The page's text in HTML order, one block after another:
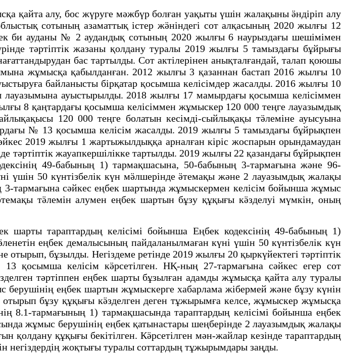
алу, бос жүруге мәжбүр болған уақыты үшін жалақыны ӛндіріп алу
сотының азаматтық істер жӛніндегі сот алқасының 2020 жылғы 12
би ауданы № 2 аудандық сотының 2020 жылғы 6 наурыздағы шешімімен
тәртіптік жазаны қолдану туралы 2019 жылғы 5 тамыздағы бұйрығы
бас тартылды. Сот актілерінен анықталғандай, талап қоюшы
жұмысқа қабылданған. 2012 жылғы 3 қазаннан бастап 2016 жылғы 10
байланысты бірқатар қосымша келісімдер жасалды. 2016 жылғы 10
ауыстырылды. 2018 жылғы 17 мамырдағы қосымша келісіммен
8 қаңтардағы қосымша келісіммен жұмыскер 120 000 теңге лауазымдық
120 000 теңге болатын кесімді-сыйлықақы тӛлеміне ауысуына
№ 13 қосымша келісім жасалды. 2019 жылғы 5 тамыздағы бұйрықпен
2019 жылғы 1 жартыжылдыққа арналған кіріс жоспарын орындамаудан
тәртіптік жауапкершілікке тартылды. 2019 жылғы 22 қазандағы бұйрықпен
49-бабының 1) тармақшасына, 50-бабының 3-тармағына және 96-
үшін 50 күнтізбелік күн мӛлшерінде ӛтемақы және 2 лауазымдық жалақы
тармағына сәйкес еңбек шартында жұмыскермен келісім бойынша жұмыс
тӛлемін алумен еңбек шартын бұзу құқығы кӛзделуі мүмкін, оның
тараптардың келісімі бойынша Еңбек кодексінің 49-бабының 1)
еңбек демалысының пайдаланылмаған күні үшін 50 күнтізбелік күн
бұзылды. Негіздеме ретінде 2019 жылғы 20 қыркүйектегі тәртіптік
келісім кӛрсетілген. НҚ-ның 27-тармағына сәйкес егер сот
тәртіппен еңбек шарты бұзылған адамды жұмысқа қайта алу туралы
еңбек шартын жұмыскерге хабарлама жібермей және бұзу күнін
бұзу құқығы кӛзделген деген тұжырымға келсе, жұмыскер жұмысқа
8.1-тармағының 1) тармақшасында тараптардың келісімі бойынша еңбек
жұмыс берушінің еңбек қатынастары шеңберінде 2 лауазымдық жалақы
құқығы бекітілген. Кӛрсетілген мән-жайлар кезінде тараптардың
негіздердің жоқтығы туралы соттардың тұжырымдары заңды.